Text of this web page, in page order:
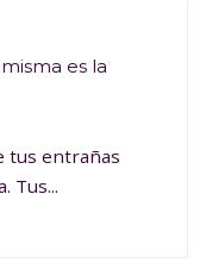
es la
tus entrañas
Tus...